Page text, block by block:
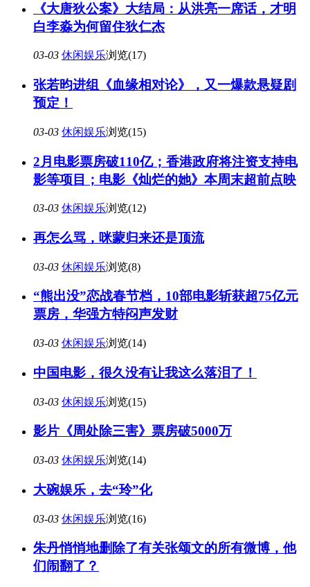
《大唐狄公案》大结局：从洪亮一席话，才明
白李淼为何留住狄仁杰
03-03 休闲娱乐浏览(17)
张若昀进组《血缘相对论》，又一爆款悬疑剧
预定！
03-03 休闲娱乐浏览(15)
2月电影票房破110亿；香港政府将注资支持电
影等项目；电影《灿烂的她》本周末超前点映
03-03 休闲娱乐浏览(12)
再怎么骂，咪蒙归来还是顶流
03-03 休闲娱乐浏览(8)
“熊出没”恋战春节档，10部电影斩获超75亿元
票房，华强方特闷声发财
03-03 休闲娱乐浏览(14)
中国电影，很久没有让我这么落泪了！
03-03 休闲娱乐浏览(15)
影片《周处除三害》票房破5000万
03-03 休闲娱乐浏览(14)
大碗娱乐，去“玲”化
03-03 休闲娱乐浏览(16)
朱丹悄悄地删除了有关张颂文的所有微博，他
们闹翻了？